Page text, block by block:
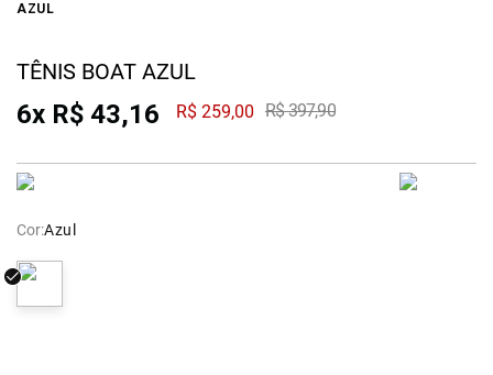
AZUL
TÊNIS BOAT AZUL
6x R$ 43,16 R$ 259,00 R$397,90
Cor:Azul